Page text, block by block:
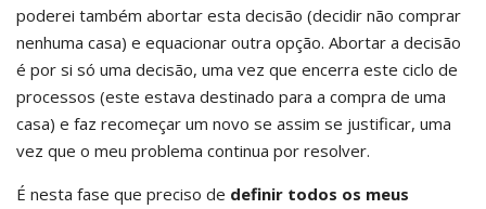
poderei também abortar esta decisão (decidir não comprar
nenhuma casa) e equacionar outra opção. Abortar a decisão
é por si só uma decisão, uma vez que encerra este ciclo de
processos (este estava destinado para a compra de uma
casa) e faz recomeçar um novo se assim se justificar, uma
vez que o meu problema continua por resolver.
É nesta fase que preciso de definir todos os meus